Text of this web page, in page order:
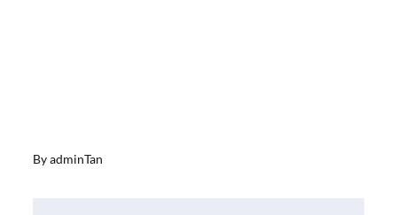
ByadminTan